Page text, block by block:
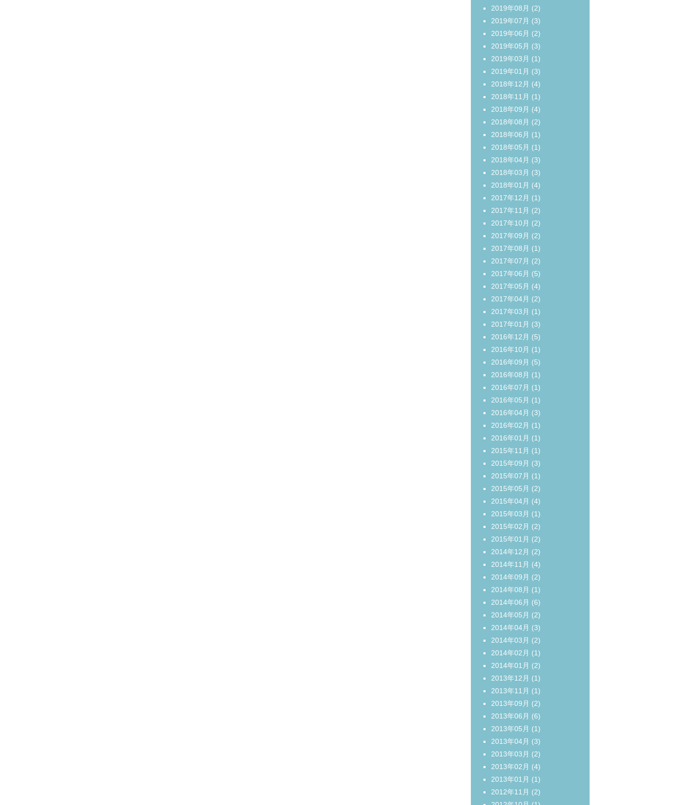
2019年08月 (2)
2019年07月 (3)
2019年06月 (2)
2019年05月 (3)
2019年03月 (1)
2019年01月 (3)
2018年12月 (4)
2018年11月 (1)
2018年09月 (4)
2018年08月 (2)
2018年06月 (1)
2018年05月 (1)
2018年04月 (3)
2018年03月 (3)
2018年01月 (4)
2017年12月 (1)
2017年11月 (2)
2017年10月 (2)
2017年09月 (2)
2017年08月 (1)
2017年07月 (2)
2017年06月 (5)
2017年05月 (4)
2017年04月 (2)
2017年03月 (1)
2017年01月 (3)
2016年12月 (5)
2016年10月 (1)
2016年09月 (5)
2016年08月 (1)
2016年07月 (1)
2016年05月 (1)
2016年04月 (3)
2016年02月 (1)
2016年01月 (1)
2015年11月 (1)
2015年09月 (3)
2015年07月 (1)
2015年05月 (2)
2015年04月 (4)
2015年03月 (1)
2015年02月 (2)
2015年01月 (2)
2014年12月 (2)
2014年11月 (4)
2014年09月 (2)
2014年08月 (1)
2014年06月 (6)
2014年05月 (2)
2014年04月 (3)
2014年03月 (2)
2014年02月 (1)
2014年01月 (2)
2013年12月 (1)
2013年11月 (1)
2013年09月 (2)
2013年06月 (6)
2013年05月 (1)
2013年04月 (3)
2013年03月 (2)
2013年02月 (4)
2013年01月 (1)
2012年11月 (2)